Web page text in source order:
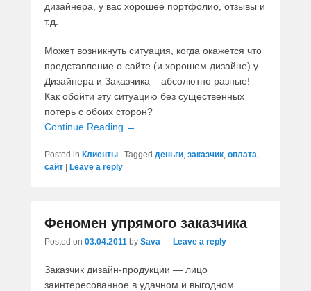
дизайнера, у вас хорошее портфолио, отзывы и
т.д.
Может возникнуть ситуация, когда окажется что
представление о сайте (и хорошем дизайне) у
Дизайнера и Заказчика – абсолютно разные!
Как обойти эту ситуацию без существенных
потерь с обоих сторон?
Continue Reading →
Posted in Клиенты Tagged деньги, заказчик, оплата,
сайт
Leave a reply
Феномен упрямого заказчика
Posted on 03.04.2011 by Sava — Leave a reply
Заказчик дизайн-продукции — лицо
заинтересованное в удачном и выгодном